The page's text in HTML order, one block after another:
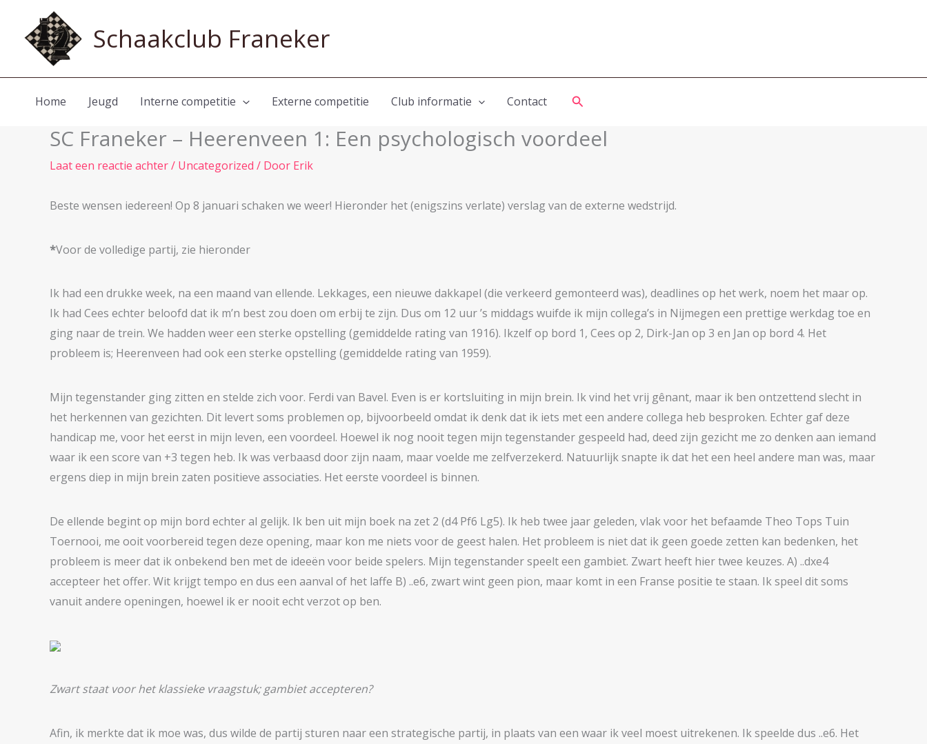
Schaakclub Franeker
Home Jeugd Interne competitie Externe competitie Club informatie Contact Zoeken
SC Franeker – Heerenveen 1: Een psychologisch voordeel
Laat een reactie achter/ Uncategorized / Door Erik
Beste wensen iedereen! Op 8 januari schaken we weer! Hieronder het (enigszins verlate) verslag van de externe wedstrijd.
*Voor de volledige partij, zie hieronder
Ik had een drukke week, na een maand van ellende. Lekkages, een nieuwe dakkapel (die verkeerd gemonteerd was), deadlines op het werk, noem het maar op.
Ik had Cees echter beloofd dat ik m’n best zou doen om erbij te zijn. Dus om 12 uur ’s middags wuifde ik mijn collega’s in Nijmegen een prettige werkdag toe en
ging naar de trein. We hadden weer een sterke opstelling (gemiddelde rating van 1916). Ikzelf op bord 1, Cees op 2, Dirk-Jan op 3 en Jan op bord 4. Het
probleem is; Heerenveen had ook een sterke opstelling (gemiddelde rating van 1959).
Mijn tegenstander ging zitten en stelde zich voor. Ferdi van Bavel. Even is er kortsluiting in mijn brein. Ik vind het vrij gênant, maar ik ben ontzettend slecht in
het herkennen van gezichten. Dit levert soms problemen op, bijvoorbeeld omdat ik denk dat ik iets met een andere collega heb besproken. Echter gaf deze
handicap me, voor het eerst in mijn leven, een voordeel. Hoewel ik nog nooit tegen mijn tegenstander gespeeld had, deed zijn gezicht me zo denken aan iemand
waar ik een score van +3 tegen heb. Ik was verbaasd door zijn naam, maar voelde me zelfverzekerd. Natuurlijk snapte ik dat het een heel andere man was, maar
ergens diep in mijn brein zaten positieve associaties. Het eerste voordeel is binnen.
De ellende begint op mijn bord echter al gelijk. Ik ben uit mijn boek na zet 2 (d4 Pf6 Lg5). Ik heb twee jaar geleden, vlak voor het befaamde Theo Tops Tuin
Toernooi, me ooit voorbereid tegen deze opening, maar kon me niets voor de geest halen. Het probleem is niet dat ik geen goede zetten kan bedenken, het
probleem is meer dat ik onbekend ben met de ideeën voor beide spelers. Mijn tegenstander speelt een gambiet. Zwart heeft hier twee keuzes. A) ..dxe4
accepteer het offer. Wit krijgt tempo en dus een aanval of het laffe B) ..e6, zwart wint geen pion, maar komt in een Franse positie te staan. Ik speel dit soms
vanuit andere openingen, hoewel ik er nooit echt verzot op ben.
Zwart staat voor het klassieke vraagstuk; gambiet accepteren?
Afin, ik merkte dat ik moe was, dus wilde de partij sturen naar een strategische partij, in plaats van een waar ik veel moest uitrekenen. Ik speelde dus ..e6. Het